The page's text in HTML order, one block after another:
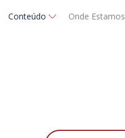
Conteúdo Onde Estamos